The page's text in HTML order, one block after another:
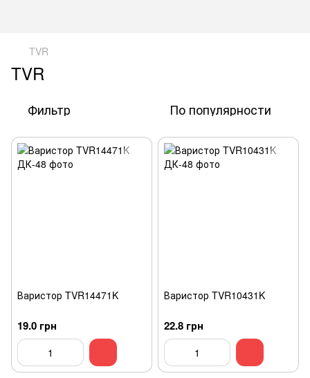
TVR
TVR
Фильтр По популярности
Варистор TVR14471K
19.0 грн
Варистор TVR10431K
22.8 грн